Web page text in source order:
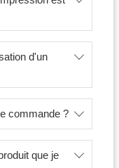
d'un
commande ?
que je